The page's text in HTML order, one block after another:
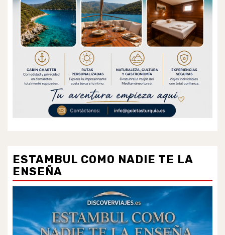
ESTAMBUL COMO NADIE TE LA
ENSEÑA